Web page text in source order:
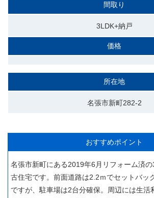
間取り
3LDK+納戸
価格
所在地
名張市新町282-2
おすすめポイント
名張市新町にある2019年6月リフォーム済
古住宅です。前面道路は2.2ｍでセットバッ
ですが、駐車場は2台分確保。周辺には生活